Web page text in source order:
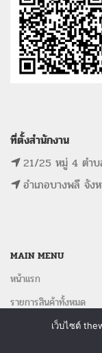
ที่ตั้งสำนักงาน
21/25 หมู่ 4 ตำ
อำเภอบางพลี จัง
MAIN MENU
หน้าแรก
รายการสินค้าทั้งหมด
ขั้นตอนการจองอุปกรณ์
เว็บไซต์